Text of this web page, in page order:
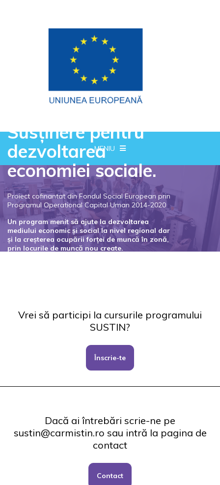
MENIU
Susținere pentru
dezvoltarea
economiei sociale.
Proiect cofinantat din Fondul Social European prin
Programul Operational Capital Uman 2014-2020
Un program menit să ajute la dezvoltarea
mediului economic și social la nivel regional dar
și la creșterea ocupării forței de muncă în zonă,
prin locurile de muncă nou create.
Vrei să participi la cursurile programului
SUSTIN?
Înscrie-te
Dacă ai întrebări scrie-ne pe
sustin@carmistin.ro sau intră la pagina de
contact
Contact